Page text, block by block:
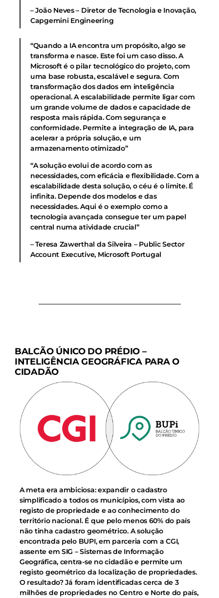
– João Neves – Diretor de Tecnologia e Inovação,
Capgemini Engineering
“Quando a IA encontra um propósito, algo se
transforma e nasce. Este foi um caso disso. A
Microsoft é o pilar tecnológico do projeto, com
uma base robusta, escalável e segura. Com
transformação dos dados em inteligência
operacional. A escalabilidade permite ligar com
um grande volume de dados e capacidade de
resposta mais rápida. Com segurança e
conformidade. Permite a integração de IA, para
acelerar a própria solução, e um
armazenamento otimizado”
“A solução evolui de acordo com as
necessidades, com eficácia e flexibilidade. Com a
escalabilidade desta solução, o céu é o limite. É
infinita. Depende dos modelos e das
necessidades. Aqui é o exemplo como a
tecnologia avançada consegue ter um papel
central numa atividade crucial”
– Teresa Zawerthal da Silveira – Public Sector
Account Executive, Microsoft Portugal
BALCÃO ÚNICO DO PRÉDIO –
INTELIGÊNCIA GEOGRÁFICA PARA O
CIDADÃO
A meta era ambiciosa: expandir o cadastro
simplificado a todos os municípios, com vista ao
registo de propriedade e ao conhecimento do
território nacional. É que pelo menos 60% do país
não tinha cadastro geométrico. A solução
encontrada pelo BUPI, em parceria com a CGI,
assente em SIG – Sistemas de Informação
Geográfica, centra-se no cidadão e permite um
registo geométrico da localização de propriedades.
O resultado? Já foram identificadas cerca de 3
milhões de propriedades no Centro e Norte do país,